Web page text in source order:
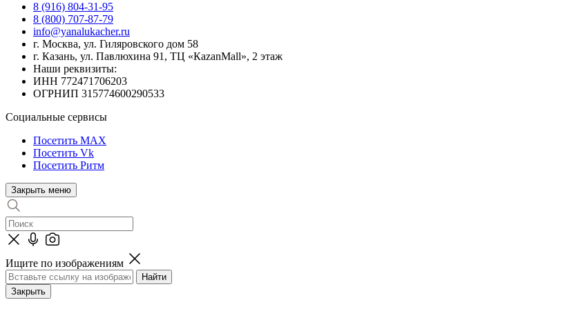
8 (916) 804-31-95
8 (800) 707-87-79
info@yanalukacher.ru
г. Москва, ул. Гиляровского дом 58
г. Казань, ул. Павлюхина 91, ТЦ «КazanMall», 2 этаж
Наши реквизиты:
ИНН 772471706203
ОГРНИП 315774600290533
Социальные сервисы
Посетить MAX
Посетить Vk
Посетить Ритм
Закрыть меню
Ищите по изображениям
Закрыть